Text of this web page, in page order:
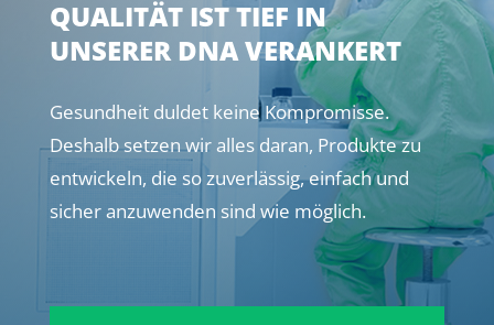
QUALITÄT IST TIEF IN
UNSERER DNA VERANKERT
Gesundheit duldet keine Kompromisse.
Deshalb setzen wir alles daran, Produkte zu
entwickeln, die so zuverlässig, einfach und
sicher anzuwenden sind wie möglich.